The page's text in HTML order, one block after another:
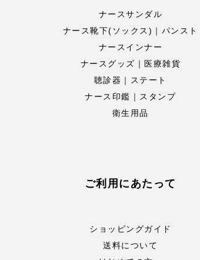
ナースサンダル
ナース靴下(ソックス)｜パンスト
ナースインナー
ナースグッズ｜医療雑貨
聴診器｜ステート
ナース印鑑｜スタンプ
衛生用品
ご利用にあたって
ショッピングガイド
送料について